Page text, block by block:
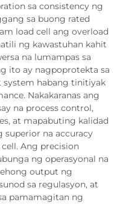
sa consistency ng
sa buong rated
load cell ang overload
ng kawastuhan kahit
na lumampas sa
ito ay nagpoprotekta sa
system habang tinitiyak
Nakakaranas ang
na process control,
at mapabuting kalidad
na accuracy
Ang precision
ng operasyonal na
output ng
sa regulasyon, at
pamamagitan ng